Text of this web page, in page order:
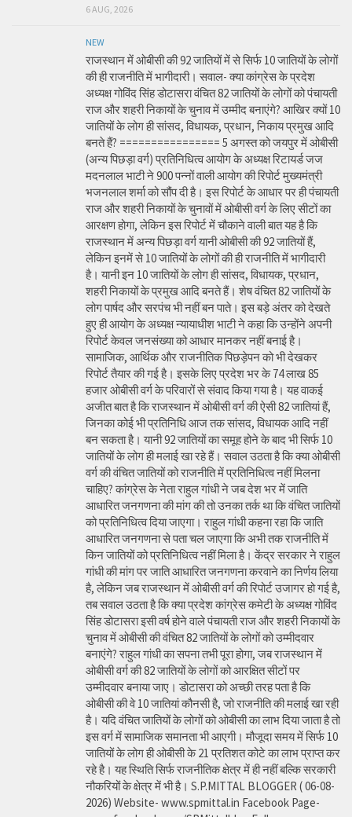
6 AUG, 2026
NEW
राजस्थान में ओबीसी की 92 जातियों में से सिर्फ 10 जातियों के लोगों
की ही राजनीति में भागीदारी। सवाल- क्या कांग्रेस के प्रदेश
अध्यक्ष गोविंद सिंह डोटासरा वंचित 82 जातियों के लोगों को पंचायती
राज और शहरी निकायों के चुनाव में उम्मीद बनाएंगे? आखिर क्यों 10
जातियों के लोग ही सांसद, विधायक, प्रधान, निकाय प्रमुख आदि
बनते हैं? ================ 5 अगस्त को जयपुर में ओबीसी
(अन्य पिछड़ा वर्ग) प्रतिनिधित्व आयोग के अध्यक्ष रिटायर्ड जज
मदनलाल भाटी ने 900 पन्नों वाली आयोग की रिपोर्ट मुख्यमंत्री
भजनलाल शर्मा को सौंप दी है। इस रिपोर्ट के आधार पर ही पंचायती
राज और शहरी निकायों के चुनावों में ओबीसी वर्ग के लिए सीटों का
आरक्षण होगा, लेकिन इस रिपोर्ट में चौकाने वाली बात यह है कि
राजस्थान में अन्य पिछड़ा वर्ग यानी ओबीसी की 92 जातियों हैं,
लेकिन इनमें से 10 जातियों के लोगों की ही राजनीति में भागीदारी
है। यानी इन 10 जातियों के लोग ही सांसद, विधायक, प्रधान,
शहरी निकायों के प्रमुख आदि बनते हैं। शेष वंचित 82 जातियों के
लोग पार्षद और सरपंच भी नहीं बन पाते। इस बड़े अंतर को देखते
हुए ही आयोग के अध्यक्ष न्यायाधीश भाटी ने कहा कि उन्होंने अपनी
रिपोर्ट केवल जनसंख्या को आधार मानकर नहीं बनाई है।
सामाजिक, आर्थिक और राजनीतिक पिछड़ेपन को भी देखकर
रिपोर्ट तैयार की गई है। इसके लिए प्रदेश भर के 74 लाख 85
हजार ओबीसी वर्ग के परिवारों से संवाद किया गया है। यह वाकई
अजीत बात है कि राजस्थान में ओबीसी वर्ग की ऐसी 82 जातियां हैं,
जिनका कोई भी प्रतिनिधि आज तक सांसद, विधायक आदि नहीं
बन सकता है। यानी 92 जातियों का समूह होने के बाद भी सिर्फ 10
जातियों के लोग ही मलाई खा रहे हैं। सवाल उठता है कि क्या ओबीसी
वर्ग की वंचित जातियों को राजनीति में प्रतिनिधित्व नहीं मिलना
चाहिए? कांग्रेस के नेता राहुल गांधी ने जब देश भर में जाति
आधारित जनगणना की मांग की तो उनका तर्क था कि वंचित जातियों
को प्रतिनिधित्व दिया जाएगा। राहुल गांधी कहना रहा कि जाति
आधारित जनगणना से पता चल जाएगा कि अभी तक राजनीति में
किन जातियों को प्रतिनिधित्व नहीं मिला है। केंद्र सरकार ने राहुल
गांधी की मांग पर जाति आधारित जनगणना करवाने का निर्णय लिया
है, लेकिन जब राजस्थान में ओबीसी वर्ग की रिपोर्ट उजागर हो गई है,
तब सवाल उठता है कि क्या प्रदेश कांग्रेस कमेटी के अध्यक्ष गोविंद
सिंह डोटासरा इसी वर्ष होने वाले पंचायती राज और शहरी निकायों के
चुनाव में ओबीसी की वंचित 82 जातियों के लोगों को उम्मीदवार
बनाएंगे? राहुल गांधी का सपना तभी पूरा होगा, जब राजस्थान में
ओबीसी वर्ग की 82 जातियों के लोगों को आरक्षित सीटों पर
उम्मीदवार बनाया जाए। डोटासरा को अच्छी तरह पता है कि
ओबीसी की वे 10 जातियां कौनसी है, जो राजनीति की मलाई खा रही
है। यदि वंचित जातियों के लोगों को ओबीसी का लाभ दिया जाता है तो
इस वर्ग में सामाजिक समानता भी आएगी। मौजूदा समय में सिर्फ 10
जातियों के लोग ही ओबीसी के 21 प्रतिशत कोटे का लाभ प्राप्त कर
रहे है। यह स्थिति सिर्फ राजनीतिक क्षेत्र में ही नहीं बल्कि सरकारी
नौकरियों के क्षेत्र में भी है। S.P.MITTAL BLOGGER ( 06-08-
2026) Website- www.spmittal.in Facebook Page-